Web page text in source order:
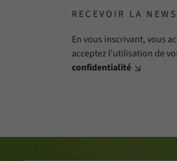
RECEVOIR LA
En vous inscrivant, vous
acceptez l'utilisation de
confidentialité